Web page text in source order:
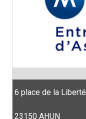
6 place de la Liberté
23150 AHUN